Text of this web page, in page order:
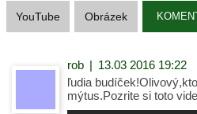
YouTube Obrázek
rob | 13.03 2016 19:22
ľudia
mýtus.Pozrite si toto